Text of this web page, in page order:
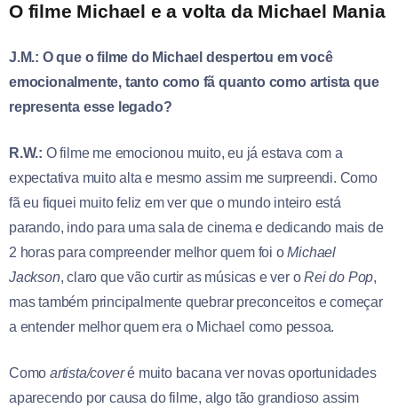
O filme Michael e a volta da Michael Mania
J.M.: O que o filme do Michael despertou em você
emocionalmente, tanto como fã quanto como artista que
representa esse legado?
R.W.: O filme me emocionou muito, eu já estava com a
expectativa muito alta e mesmo assim me surpreendi. Como
fã eu fiquei muito feliz em ver que o mundo inteiro está
parando, indo para uma sala de cinema e dedicando mais de
2 horas para compreender melhor quem foi oMichael
Jackson, claro que vão curtir as músicas e ver oRei do Pop,
mas também principalmente quebrar preconceitos e começar
a entender melhor quem era o Michael como pessoa.
Como artista/coveré muito bacana ver novas oportunidades
aparecendo por causa do filme, algo tão grandioso assim